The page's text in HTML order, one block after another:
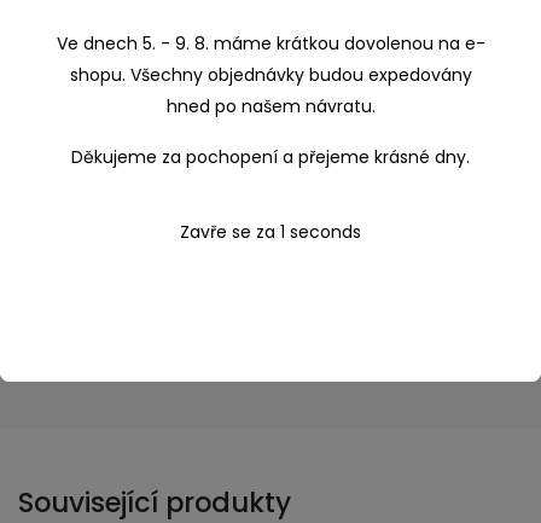
Vhodná na různé druhy malby i materiálů jako
dřevo papír, malířské plátno
a jiné.
Na dotek suché během 30 minut až 1 hodiny,
množství nanesených barev.
Související produkty